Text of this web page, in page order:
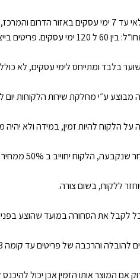
הצפון וירושלים.
מקומי: עד 30 ימי עסקים.
כולל שישי-שבת וחגים, איחור של עד 30 ימי עסקים לא ייחשב כאיחור כמו כן ימים שלא ניתן לספק
ע״י מחלקת שירות הלקוחות יום
הלקוח להיות זמין, במידה ולא
הלקוח יחוייב ב 50% ממחיר ההובלה.
ללקוח, בשום צורה.
לקבל את הסחורה במועד שהוצע
פריטים עד קומה 3 ללא מעלית, מעבר לזה תוספת 50 ש״ח לכל קומה ולכל פריט.
אם המוצר אותו הזמין אכן יכול